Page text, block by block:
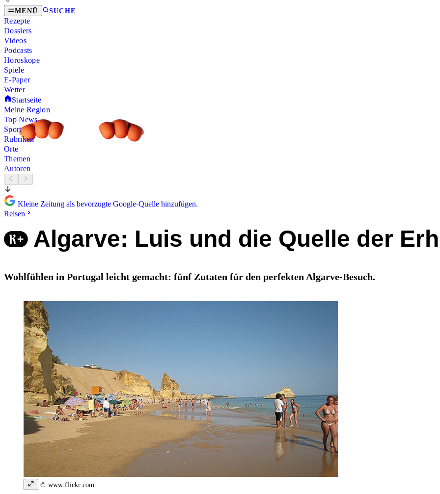
MENÜ SUCHE
Rezepte
Dossiers
Videos
Podcasts
Horoskope
Spiele
E-Paper
Wetter
Startseite
Meine Region
Top News
Sport
Rubriken
Orte
Themen
Autoren
Kleine Zeitung als bevorzugte Google-Quelle hinzufügen.
Reisen
Algarve: Luis und die Quelle der
Wohlfühlen in Portugal leicht gemacht: fünf Zutaten für den perfekten Algarve-Besuch.
© www.flickr.com